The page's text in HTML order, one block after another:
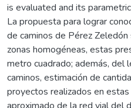
is evaluated and its
La propuesta para lograr
de caminos de Pérez
zonas homogéneas, estas
metro cuadrado; además, del
caminos, estimación de
proyectos realizados en